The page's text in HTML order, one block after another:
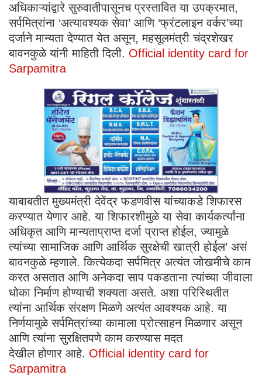
अधिकाऱ्यांद्वारे सुरुवातीपासूनच प्रस्तावित या उपक्रमात,
सर्पमित्रांना ‘अत्यावश्यक सेवा’ आणि ‘फ्रंटलाइन वर्कर’च्या
दर्जाने मान्यता देण्यात येत असून, महसूलमंत्री चंद्रशेखर
बावनकुळे यांनी माहिती दिली. Official identity card for
Sarpamitra
याबाबतीत मुख्यमंत्री देवेंद्र फडणवीस यांच्याकडे शिफारस
करण्यात येणार आहे. या शिफारशीमुळे या सेवा कार्यकर्त्यांना
अधिकृत आणि मान्यताप्राप्त दर्जा प्राप्त होईल, ज्यामुळे
त्यांच्या सामाजिक आणि आर्थिक सुरक्षेची खात्री होईल’ असं
बावनकुळे म्हणाले. कित्येकदा सर्पमित्र अत्यंत जोखमीचे काम
करत असतात आणि अनेकदा साप पकडताना त्यांच्या जीवाला
धोका निर्माण होण्याची शक्यता असते. अशा परिस्थितीत
त्यांना आर्थिक संरक्षण मिळणे अत्यंत आवश्यक आहे. या
निर्णयामुळे सर्पमित्रांच्या कामाला प्रोत्साहन मिळणार असून
आणि त्यांना सुरक्षितपणे काम करण्यास मदत
देखील होणार आहे. Official identity card for
Sarpamitra